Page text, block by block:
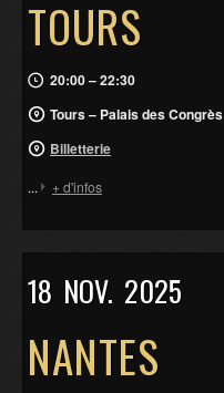
TOURS
20:00 – 22:30
Tours – Palais des Congrès
Billetterie
... + d'infos
18 NOV. 2025
NANTES